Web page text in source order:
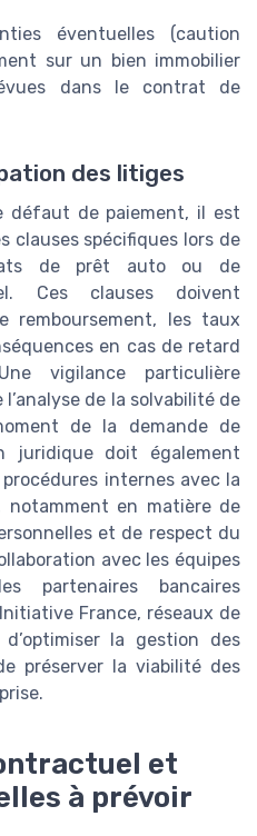
éventuelles (caution
sur un bien immobilier
dans le contrat de
des litiges
défaut de paiement, il est
clauses spécifiques lors de
de prêt auto ou de
Ces clauses doivent
remboursement, les taux
en cas de retard
vigilance particulière
de la solvabilité de
de la demande de
juridique doit également
internes avec la
notamment en matière de
et de respect du
avec les équipes
partenaires bancaires
France, réseaux de
la gestion des
préserver la viabilité des
et
à prévoir